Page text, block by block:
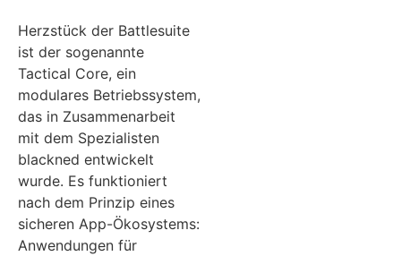
Herzstück der Battlesuite
ist der sogenannte
Tactical Core, ein
modulares Betriebssystem,
das in Zusammenarbeit
mit dem Spezialisten
blackned entwickelt
wurde. Es funktioniert
nach dem Prinzip eines
sicheren App-Ökosystems:
Anwendungen für